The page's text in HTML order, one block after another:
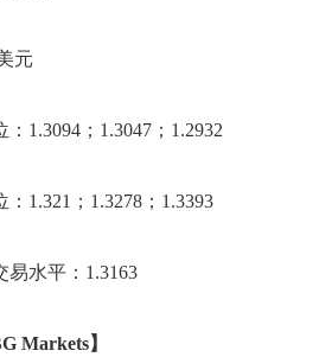
元
；1.3047；1.2932
；1.3278；1.3393
水平：1.3163
Markets】